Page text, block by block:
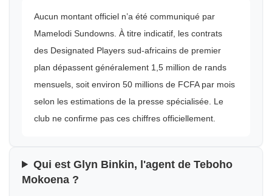
Aucun montant officiel n’a été communiqué par
Mamelodi Sundowns. À titre indicatif, les contrats
des Designated Players sud-africains de premier
plan dépassent généralement 1,5 million de rands
mensuels, soit environ 50 millions de FCFA par mois
selon les estimations de la presse spécialisée. Le
club ne confirme pas ces chiffres officiellement.
Qui est Glyn Binkin, l'agent de Teboho
Mokoena ?